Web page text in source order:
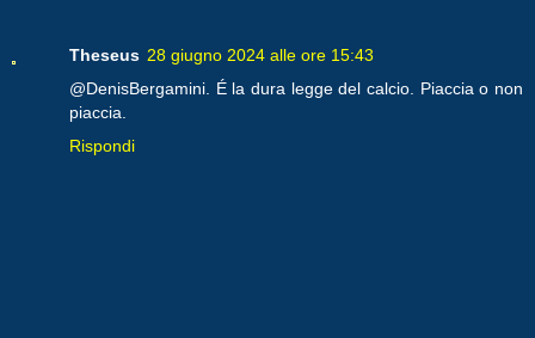
Theseus 28 giugno 2024 alle ore 15:43
@DenisBergamini. É la dura legge del calcio. Piaccia o non
piaccia.
Rispondi